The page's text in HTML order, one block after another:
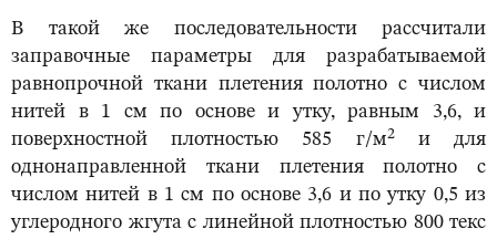
В такой же последовательности рассчитали
заправочные параметры для разрабатываемой
равнопрочной ткани плетения полотно с числом
нитей в 1 см по основе и утку, равным 3,6, и
поверхностной плотностью 585 г/м2и для
однонаправленной ткани плетения полотно с
числом нитей в 1 см по основе 3,6 и по утку 0,5 из
углеродного жгута с линейной плотностью 800 текс